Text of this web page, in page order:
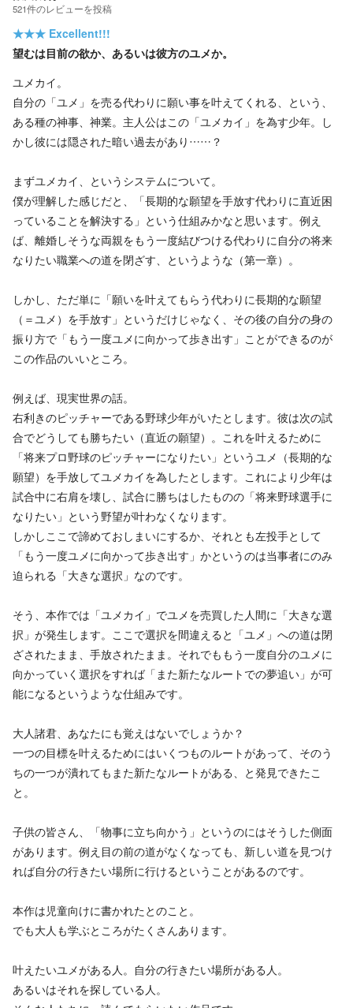
521件のレビューを投稿
★★★ Excellent!!!
望むは目前の欲か、あるいは彼方のユメか。
ユメカイ。
自分の「ユメ」を売る代わりに願い事を叶えてくれる、という、
ある種の神事、神業。主人公はこの「ユメカイ」を為す少年。し
かし彼には隠された暗い過去があり……？
まずユメカイ、というシステムについて。
僕が理解した感じだと、「長期的な願望を手放す代わりに直近困
っていることを解決する」という仕組みかなと思います。例え
ば、離婚しそうな両親をもう一度結びつける代わりに自分の将来
なりたい職業への道を閉ざす、というような（第一章）。
しかし、ただ単に「願いを叶えてもらう代わりに長期的な願望
（＝ユメ）を手放す」というだけじゃなく、その後の自分の身の
振り方で「もう一度ユメに向かって歩き出す」ことができるのが
この作品のいいところ。
例えば、現実世界の話。
右利きのピッチャーである野球少年がいたとします。彼は次の試
合でどうしても勝ちたい（直近の願望）。これを叶えるために
「将来プロ野球のピッチャーになりたい」というユメ（長期的な
願望）を手放してユメカイを為したとします。これにより少年は
試合中に右肩を壊し、試合に勝ちはしたものの「将来野球選手に
なりたい」という野望が叶わなくなります。
しかしここで諦めておしまいにするか、それとも左投手として
「もう一度ユメに向かって歩き出す」かというのは当事者にのみ
迫られる「大きな選択」なのです。
そう、本作では「ユメカイ」でユメを売買した人間に「大きな選
択」が発生します。ここで選択を間違えると「ユメ」への道は閉
ざされたまま、手放されたまま。それでももう一度自分のユメに
向かっていく選択をすれば「また新たなルートでの夢追い」が可
能になるというような仕組みです。
大人諸君、あなたにも覚えはないでしょうか？
一つの目標を叶えるためにはいくつものルートがあって、そのう
ちの一つが潰れてもまた新たなルートがある、と発見できたこ
と。
子供の皆さん、「物事に立ち向かう」というのにはそうした側面
があります。例え目の前の道がなくなっても、新しい道を見つけ
れば自分の行きたい場所に行けるということがあるのです。
本作は児童向けに書かれたとのこと。
でも大人も学ぶところがたくさんあります。
叶えたいユメがある人。自分の行きたい場所がある人。
あるいはそれを探している人。